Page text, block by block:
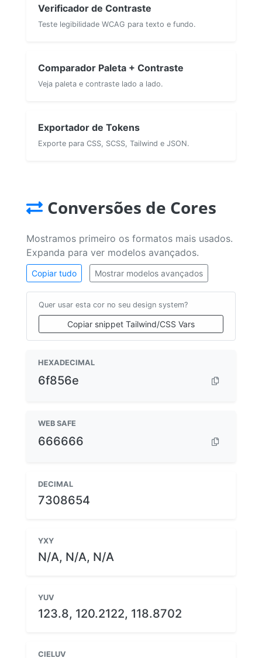
Verificador de Contraste
Teste legibilidade WCAG para texto e fundo.
Comparador Paleta + Contraste
Veja paleta e contraste lado a lado.
Exportador de Tokens
Exporte para CSS, SCSS, Tailwind e JSON.
Conversões de Cores
Mostramos primeiro os formatos mais usados.
Expanda para ver modelos avançados.
Copiar tudo Mostrar modelos avançados
Quer usar esta cor no seu design system?
Copiar snippet Tailwind/CSS Vars
HEXADECIMAL
6f856e
WEB SAFE
666666
DECIMAL
7308654
YXY
N/A, N/A, N/A
YUV
123.8, 120.2122, 118.8702
CIELUV